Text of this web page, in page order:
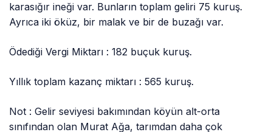
karasığır ineği var. Bunların toplam geliri 75 kuruş.
Ayrıca iki öküz, bir malak ve bir de buzağı var.
Ödediği Vergi Miktarı : 182 buçuk kuruş.
Yıllık toplam kazanç miktarı : 565 kuruş.
Not : Gelir seviyesi bakımından köyün alt-orta
sınıfından olan Murat Ağa, tarımdan daha çok